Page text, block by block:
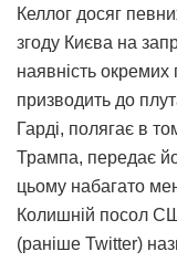
Келлог досяг
згоду Києва на
наявність окремих
призводить до
Гарді, полягає в
Трампа, передає
цьому набагато
Колишній посол
(раніше Twitter)